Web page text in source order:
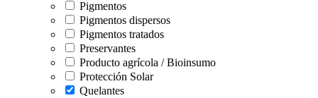
Pigmentos
Pigmentos dispersos
Pigmentos tratados
Preservantes
Producto agrícola / Bioinsumo
Protección Solar
Quelantes